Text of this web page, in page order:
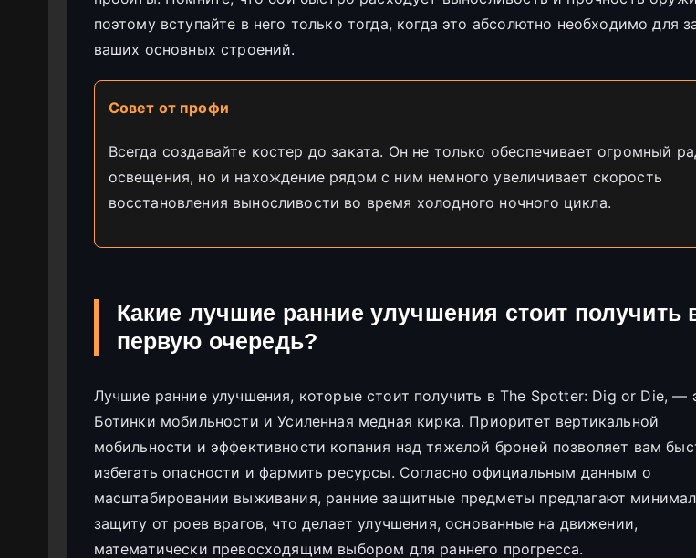
поэтому вступайте в него только тогда, когда это абсолютно необходимо для
ваших основных строений.
Совет от профи
Всегда создавайте костер до заката. Он не только обеспечивает огромный
освещения, но и нахождение рядом с ним немного увеличивает скорость
восстановления выносливости во время холодного ночного цикла.
Какие лучшие ранние улучшения стоит получить
первую очередь?
Лучшие ранние улучшения, которые стоит получить в The Spotter: Dig or Die, —
Ботинки мобильности и Усиленная медная кирка. Приоритет вертикальной
мобильности и эффективности копания над тяжелой броней позволяет вам
избегать опасности и фармить ресурсы. Согласно официальным данным о
масштабировании выживания, ранние защитные предметы предлагают
защиту от роев врагов, что делает улучшения, основанные на движении,
математически превосходящим выбором для раннего прогресса.